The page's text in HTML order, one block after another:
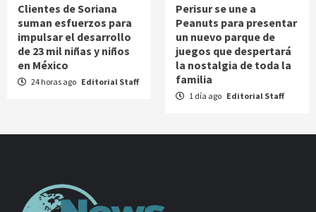
Clientes de Soriana
suman esfuerzos para
impulsar el desarrollo
de 23 mil niñas y niños
en México
24 horas ago Editorial Staff
Perisur se une a
Peanuts para presentar
un nuevo parque de
juegos que despertará
la nostalgia de toda la
familia
1 día ago Editorial Staff